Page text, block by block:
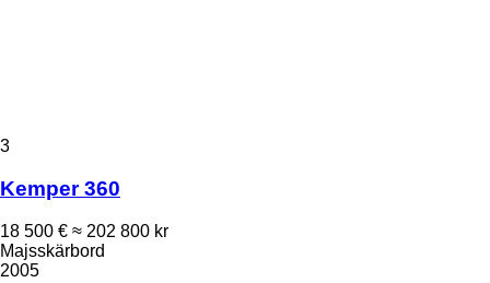
3
Kemper 360
18 500 € ≈ 202 800 kr
Majsskärbord
2005